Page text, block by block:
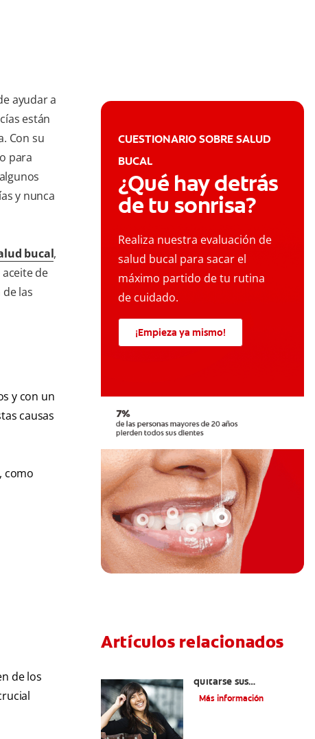
ayudar a
están
Con su
para
y nunca
bucal,
de
las
y con un
causas
como
de los
CUESTIONARIO SOBRE SALUD
BUCAL
¿Qué hay detrás
de tu sonrisa?
Realiza nuestra evaluación de
salud bucal para sacar el
máximo partido de tu rutina
de cuidado.
¡Empieza ya mismo!
Artículos relacionados
quitarse sus
retenedores fijos
Más información